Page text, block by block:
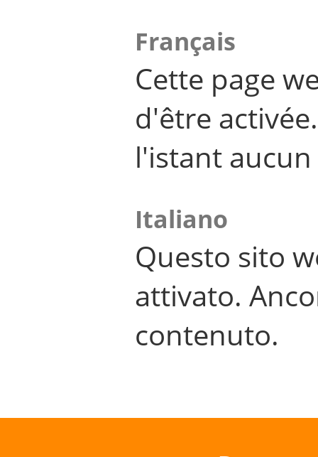
Français
Cette page
d'être
l'istant
Italiano
Questo sito
attivato.
contenuto.